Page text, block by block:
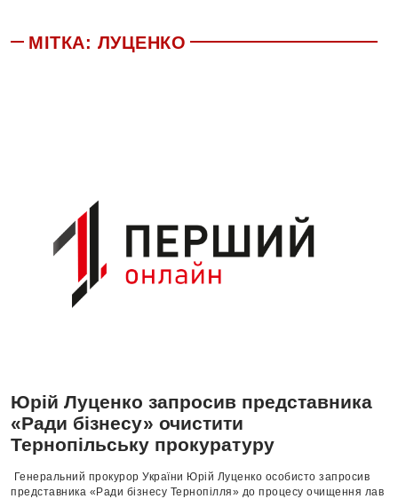
МІТКА: ЛУЦЕНКО
Юрій Луценко запросив представника
«Ради бізнесу» очистити
Тернопільську прокуратуру
Генеральний прокурор України Юрій Луценко особисто запросив
представника «Ради бізнесу Тернопілля» до процесу очищення лав